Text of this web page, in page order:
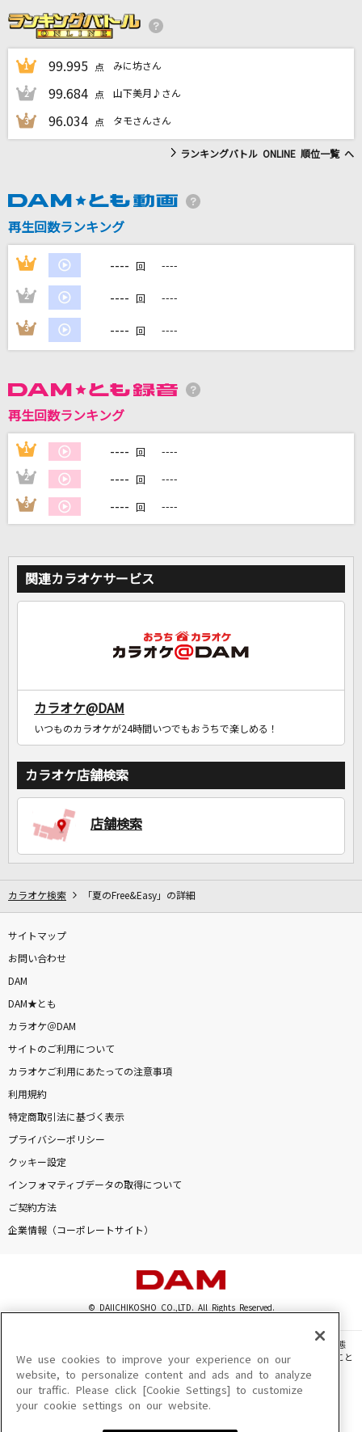
ずっと真夜中でいいのに。
[生音]銀の龍の背に乗って
アイリス
藍井エイル
back number
カラオケ最新情報をチェック！
DAMに会員登録・ログインして
家族や友達と一緒に！練習にも！
1 99.995 点 みに坊さん
2 99.684 点 山下美月♪さん
3 96.034 点 タモさんさん
ランキングバトル ONLINE 順位一覧 へ
再生回数ランキング
1 ---- 回 ----
2 ---- 回 ----
3 ---- 回 ----
再生回数ランキング
1 ---- 回 ----
2 ---- 回 ----
3 ---- 回 ----
関連カラオケサービス
カラオケ@DAM
いつものカラオケが24時間いつでもおうちで楽しめる！
カラオケ店舗検索
店舗検索
カラオケ検索 「夏のFree&Easy」の詳細
サイトマップ
お問い合わせ
DAM
DAM★とも
カラオケ＠DAM
サイトのご利用について
カラオケご利用にあたっての注意事項
利用規約
特定商取引法に基づく表示
プライバシーポリシー
クッキー設定
インフォマティブデータの取得について
ご契約方法
企業情報（コーポレートサイト）
© DAIICHIKOSHO CO.,LTD. All Rights Reserved.
このサイトに掲載されている一切の文章・画像・写真・動画・音声等を、手段や形態
を問わず、著作権法の定める範囲を超えて無断で複製、転載、ファイル化などすること
を禁じます。
楽曲及びコンテンツは、機種によりご利用いただけない場合があります。
楽曲及びコンテンツの配信日、配信内容が変更になる場合があります。
We use cookies to improve your experience on our
website, to personalize content and ads and to analyze
our traffic. Please click [Cookie Settings] to customize
your cookie settings on our website.